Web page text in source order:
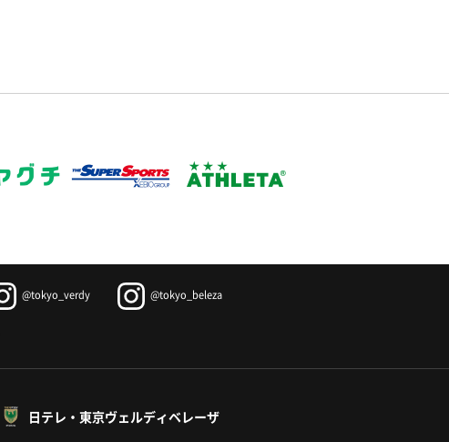
@tokyo_verdy @tokyo_beleza
日テレ・東京ヴェルディベレーザ